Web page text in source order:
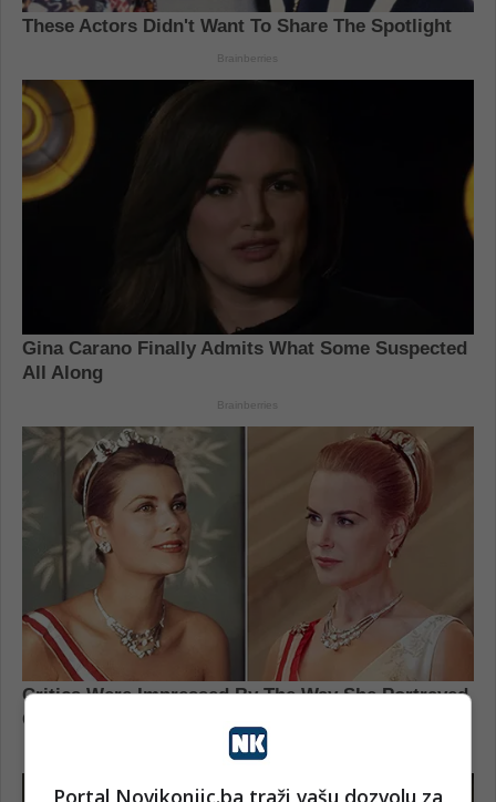
Portal Novikonjic.ba traži vašu dozvolu za